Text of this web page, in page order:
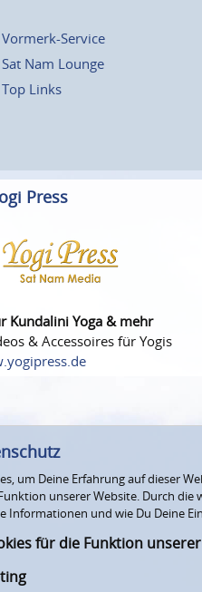
Vormerk-Service
Sat Nam Lounge
Top Links
Press
Kundalini Yoga & mehr
& Accessoires für Yogis
um Deine Erfahrung auf dieser
unserer Website. Durch
Informationen und wie Du Deine
für die Funktion